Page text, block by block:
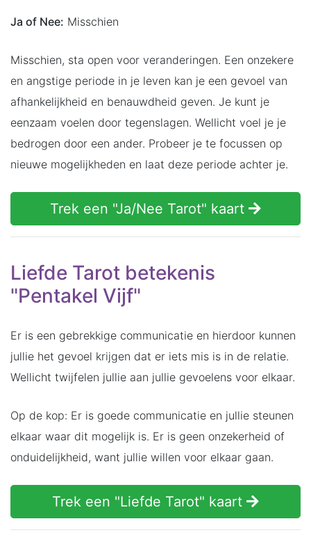
Ja of Nee: Misschien
Misschien, sta open voor veranderingen. Een onzekere
en angstige periode in je leven kan je een gevoel van
afhankelijkheid en benauwdheid geven. Je kunt je
eenzaam voelen door tegenslagen. Wellicht voel je je
bedrogen door een ander. Probeer je te focussen op
nieuwe mogelijkheden en laat deze periode achter je.
Trek een "Ja/Nee Tarot" kaart
Liefde Tarot betekenis
"Pentakel Vijf"
Er is een gebrekkige communicatie en hierdoor kunnen
jullie het gevoel krijgen dat er iets mis is in de relatie.
Wellicht twijfelen jullie aan jullie gevoelens voor elkaar.
Op de kop: Er is goede communicatie en jullie steunen
elkaar waar dit mogelijk is. Er is geen onzekerheid of
onduidelijkheid, want jullie willen voor elkaar gaan.
Trek een "Liefde Tarot" kaart